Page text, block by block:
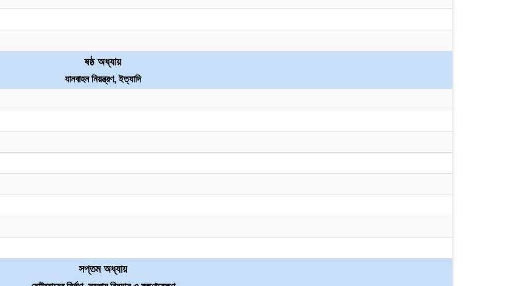
ষষ্ঠ অধ্যায়
যানবাহন নিয়ন্ত্রণ, ইত্যাদি
সপ্তম অধ্যায়